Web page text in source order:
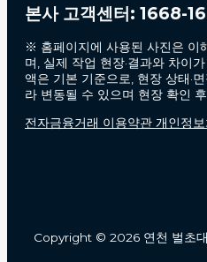
본사 고객센터: 1668-
※ 홈페이지에 사용된 사진은 이
며, 실제 작업 현장·결과와 차이
액은 기본 기준으로, 현장 상태·
라 변동될 수 있으며 현장 확인
전자금융거래 이용약관 개인정
Copyright © 2026 연천 벌초